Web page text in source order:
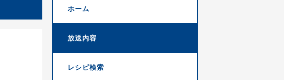
ホーム
放送内容
レシピ検索